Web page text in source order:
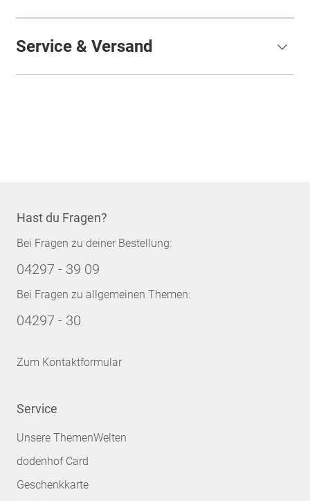
Service & Versand
Hast du Fragen?
Bei Fragen zu deiner Bestellung:
04297 - 39 09
Bei Fragen zu allgemeinen Themen:
04297 - 30
Zum Kontaktformular
Service
Unsere ThemenWelten
dodenhof Card
Geschenkkarte